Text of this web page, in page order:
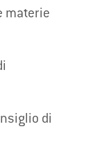
materie
di